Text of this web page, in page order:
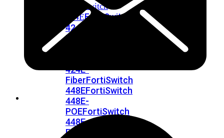
FortiSwitch
424EFortiSwitch
424E-
POE
424E-
FiberFortiSwitch
448EFortiSwitch
448E-
POEFortiSwitch
448E-
FPOE